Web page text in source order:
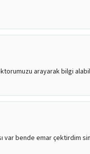
arayarak bilgi
var bende emar çektirdim